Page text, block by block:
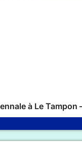
à Le Tampon